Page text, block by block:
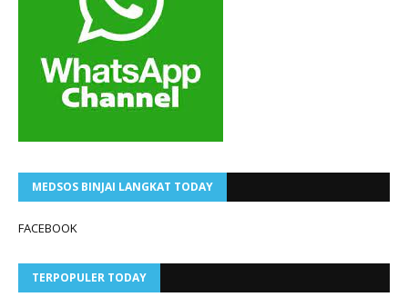
MEDSOS BINJAI LANGKAT TODAY
FACEBOOK
TERPOPULER TODAY